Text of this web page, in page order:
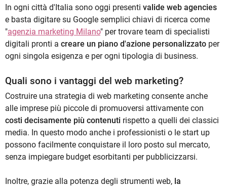
In ogni città d'Italia sono oggi presenti valide web agencies
e basta digitare su Google semplici chiavi di ricerca come
"agenzia marketing Milano" per trovare team di specialisti
digitali pronti a creare un piano d'azione personalizzato per
ogni singola esigenza e per ogni tipologia di business.
Quali sono i vantaggi del web marketing?
Costruire una strategia di web marketing consente anche
alle imprese più piccole di promuoversi attivamente con
costi decisamente più contenuti rispetto a quelli dei classici
media. In questo modo anche i professionisti o le start up
possono facilmente conquistare il loro posto sul mercato,
senza impiegare budget esorbitanti per pubblicizzarsi.
Inoltre, grazie alla potenza degli strumenti web, la